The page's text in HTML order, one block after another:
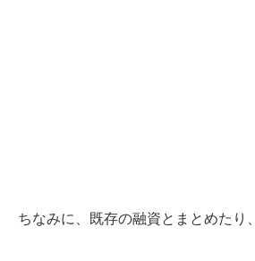
ちなみに、既存の融資とまとめたり、